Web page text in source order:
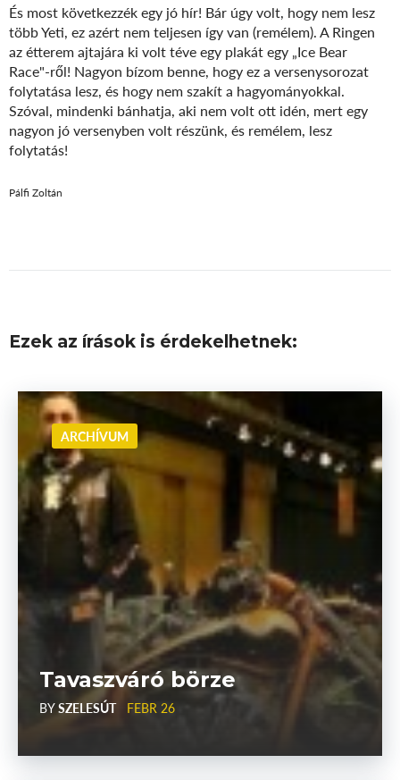
És most következzék egy jó hír! Bár úgy volt, hogy nem lesz
több Yeti, ez azért nem teljesen így van (remélem). A Ringen
az étterem ajtajára ki volt téve egy plakát egy „Ice Bear
Race"-ről! Nagyon bízom benne, hogy ez a versenysorozat
folytatása lesz, és hogy nem szakít a hagyományokkal.
Szóval, mindenki bánhatja, aki nem volt ott idén, mert egy
nagyon jó versenyben volt részünk, és remélem, lesz
folytatás!
Pálfi Zoltán
Ezek az írások is érdekelhetnek:
ARCHÍVUM
Tavaszváró börze
BYSZELESÚT FEBR 26